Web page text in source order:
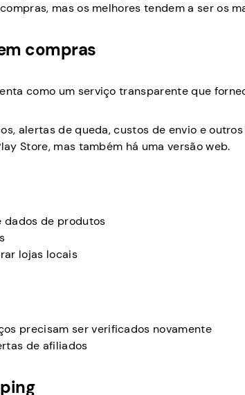
mas os melhores tendem a ser os
compras
como um serviço transparente que
alertas de queda, custos de envio e
Store, mas também há uma versão web.
dados de produtos
lojas locais
precisam ser verificados novamente
de afiliados